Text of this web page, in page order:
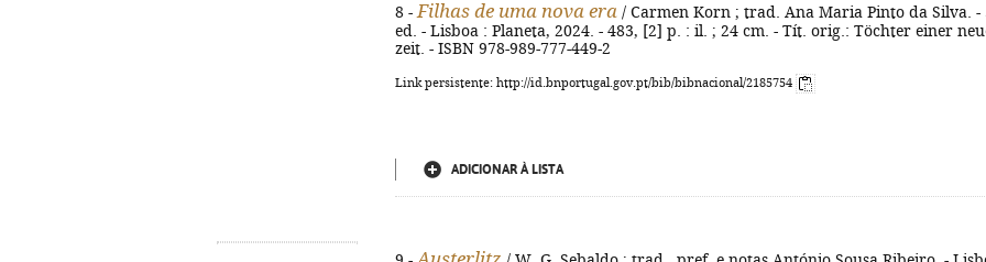
8 - Filhas de uma nova era / Carmen Korn ; trad. Ana Maria Pinto da Silva. -
ed. - Lisboa : Planeta, 2024. - 483, [2] p. : il. ; 24 cm. - Tít. orig.: Töchter einer
zeit. - ISBN 978-989-777-449-2
Link persistente: http://id.bnportugal.gov.pt/bib/bibnacional/2185754
ADICIONAR À LISTA